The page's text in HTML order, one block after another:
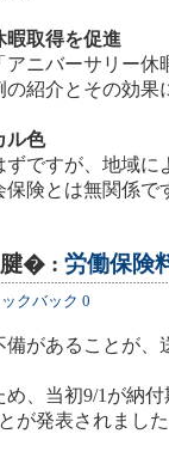
暇取得を促進
アニバーサリー
紹介とその効果
ル色
ですが、地域に
険とは無関係で
� : 労働保険
ックバック 0
があることが、
、当初9/1が納
が発表されまし